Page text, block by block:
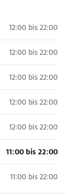
12:00 bis 22:00
12:00 bis 22:00
12:00 bis 22:00
12:00 bis 22:00
12:00 bis 22:00
11:00 bis 22:00
11:00 bis 22:00